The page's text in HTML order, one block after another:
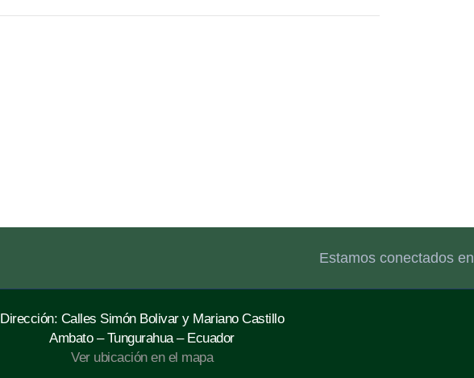
Estamos conectados en
Dirección: Calles Simón Bolivar y Mariano Castillo
Ambato – Tungurahua – Ecuador
Ver ubicación en el mapa